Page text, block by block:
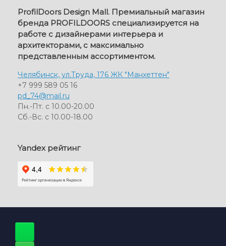
ProfilDoors Design Mall. Премиальный магазин
бренда PROFILDOORS специализируется на
работе с дизайнерами интерьера и
архитекторами, с максимально
представленным ассортиментом.
Челябинск, ул.Труда, 176 ЖК "Манхеттен"
+7 999 589 05 16
pd_74@mail.ru
Пн.-Пт. с 10.00-20.00
Сб.-Вс. с 10.00-18.00
Yandex рейтинг